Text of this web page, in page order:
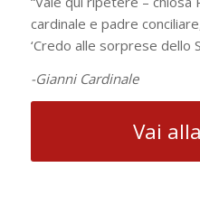
cardinale e padre
‘Credo alle sorprese dello
-Gianni Cardinale
Vai